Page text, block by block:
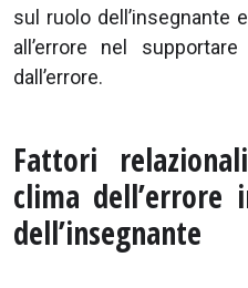
sul ruolo dell’insegnante
all’errore nel
dall’errore.
Fattori
clima
dell’insegnante